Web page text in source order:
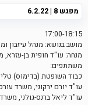
מפגש 8 | 6.2.22
17:00-18:15
מושב בנושא: מנהל עיזבון
מנחה: עו"ד חופית בן-עזרא,
משתתפים:
כבוד השופטת (בדימוס)
עו"ד יורם ירקוני, משרד
עו"ד ליאל ברנס-גולני,